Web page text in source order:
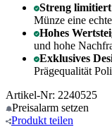
Streng limitiert
Münze eine
Hohes
und hohe
Exklusives
Prägequalität
Artikel-Nr: 2240525
Preisalarm setzen
Produkt teilen